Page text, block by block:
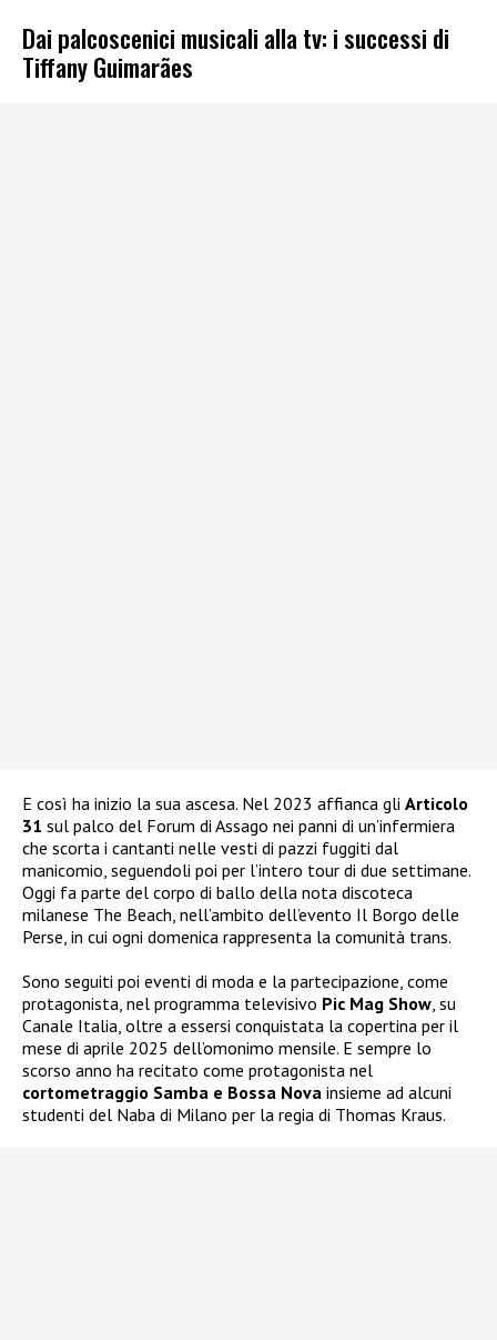
Dai palcoscenici musicali alla tv: i successi di
Tiffany Guimarães
E così ha inizio la sua ascesa. Nel 2023 affianca gli Articolo
31 sul palco del Forum di Assago nei panni di un’infermiera
che scorta i cantanti nelle vesti di pazzi fuggiti dal
manicomio, seguendoli poi per l’intero tour di due settimane.
Oggi fa parte del corpo di ballo della nota discoteca
milanese The Beach, nell’ambito dell’evento Il Borgo delle
Perse, in cui ogni domenica rappresenta la comunità trans.
Sono seguiti poi eventi di moda e la partecipazione, come
protagonista, nel programma televisivo Pic Mag Show, su
Canale Italia, oltre a essersi conquistata la copertina per il
mese di aprile 2025 dell’omonimo mensile. E sempre lo
scorso anno ha recitato come protagonista nel
cortometraggio Samba e Bossa Nova insieme ad alcuni
studenti del Naba di Milano per la regia di Thomas Kraus.